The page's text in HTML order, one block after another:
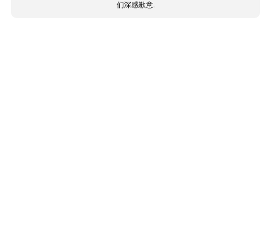
们深感歉意.